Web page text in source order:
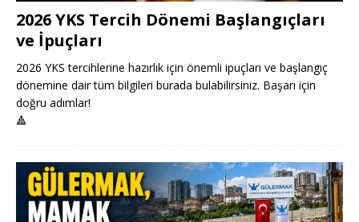
2026 YKS Tercih Dönemi Başlangıçları
ve İpuçları
2026 YKS tercihlerine hazırlık için önemli ipuçları ve başlangıç
dönemine dair tüm bilgileri burada bulabilirsiniz. Başarı için
doğru adımlar!
🔺